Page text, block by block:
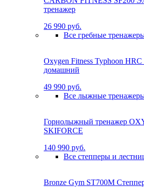
тренажер
26 990 руб.
Все гребные
Oxygen Fitness Typhoon
домашний
49 990 руб.
Все лыжные
Горнолыжный тренажер
SKIFORCE
140 990 руб.
Все степперы и
Bronze Gym ST700M